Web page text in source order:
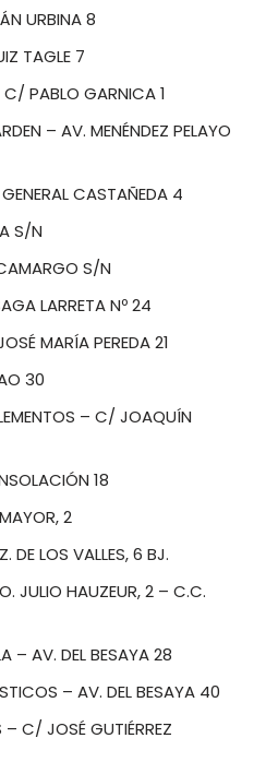
URBINA 8
TAGLE 7
C/ PABLO GARNICA 1
– AV. MENÉNDEZ PELAYO
CASTAÑEDA 4
S/N
S/N
LARRETA Nº 24
MARÍA PEREDA 21
30
– C/ JOAQUÍN
18
2
DE LOS VALLES, 6 BJ.
JULIO HAUZEUR, 2 – C.C.
– AV. DEL BESAYA 28
– AV. DEL BESAYA 40
C/ JOSÉ GUTIÉRREZ